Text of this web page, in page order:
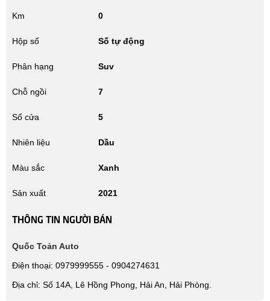
Km 0
Hộp số Số tự động
Phân hạng Suv
Chỗ ngồi 7
Số cửa 5
Nhiên liệu Dầu
Màu sắc Xanh
Sản xuất 2021
THÔNG TIN NGƯỜI BÁN
Quốc Toản Auto
Điện thoại: 0979999555 - 0904274631
Địa chỉ: Số 14A, Lê Hồng Phong, Hải An, Hải Phòng.